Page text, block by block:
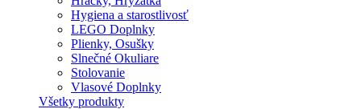
Hygiena a starostlivosť
LEGO Doplnky
Plienky, Osušky
Slnečné Okuliare
Stolovanie
Vlasové Doplnky
Všetky produkty